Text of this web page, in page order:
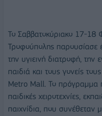
Το Σαββατοκύριακο 17-18
Τροφούπολης παρουσίασε
την υγιεινή διατροφή,
παιδιά και τους γονείς
Metro Mall. Το πρόγραμμα
παιδικές χειροτεχνίες,
παιχνίδια, που συνέθεταν